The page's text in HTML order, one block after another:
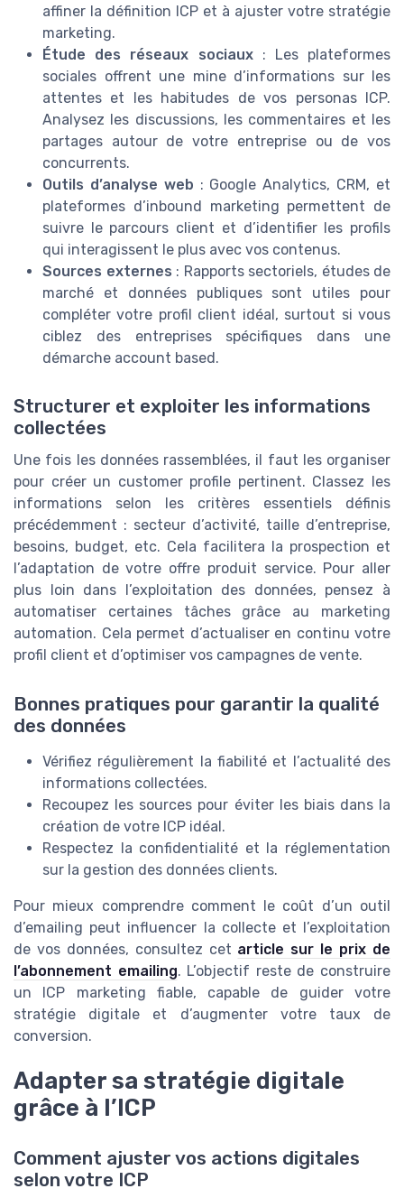
affiner la définition ICP et à ajuster votre stratégie
marketing.
Étude des réseaux sociaux: Les plateformes
sociales offrent une mine d’informations sur les
attentes et les habitudes de vos personas ICP.
Analysez les discussions, les commentaires et les
partages autour de votre entreprise ou de vos
concurrents.
Outils d’analyse web : Google Analytics, CRM, et
plateformes d’inbound marketing permettent de
suivre le parcours client et d’identifier les profils
qui interagissent le plus avec vos contenus.
Sources externes : Rapports sectoriels, études de
marché et données publiques sont utiles pour
compléter votre profil client idéal, surtout si vous
ciblez des entreprises spécifiques dans une
démarche account based.
Structurer et exploiter les informations
collectées
Une fois les données rassemblées, il faut les organiser
pour créer un customer profile pertinent. Classez les
informations selon les critères essentiels définis
précédemment : secteur d’activité, taille d’entreprise,
besoins, budget, etc. Cela facilitera la prospection et
l’adaptation de votre offre produit service. Pour aller
plus loin dans l’exploitation des données, pensez à
automatiser certaines tâches grâce au marketing
automation. Cela permet d’actualiser en continu votre
profil client et d’optimiser vos campagnes de vente.
Bonnes pratiques pour garantir la qualité
des données
Vérifiez régulièrement la fiabilité et l’actualité des
informations collectées.
Recoupez les sources pour éviter les biais dans la
création de votre ICP idéal.
Respectez la confidentialité et la réglementation
sur la gestion des données clients.
Pour mieux comprendre comment le coût d’un outil
d’emailing peut influencer la collecte et l’exploitation
de vos données, consultez cet article sur le prix de
l’abonnement emailing. L’objectif reste de construire
un ICP marketing fiable, capable de guider votre
stratégie digitale et d’augmenter votre taux de
conversion.
Adapter sa stratégie digitale
grâce à l’ICP
Comment ajuster vos actions digitales
selon votre ICP